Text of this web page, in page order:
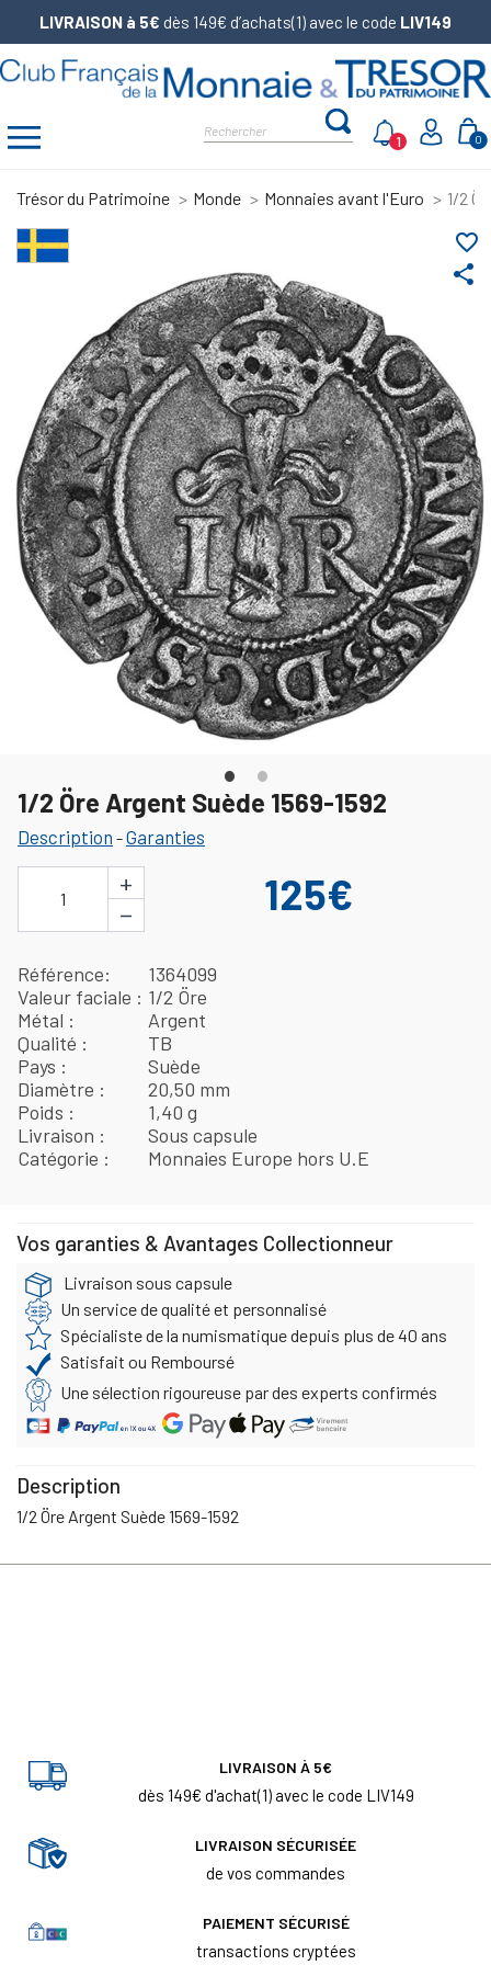
LIVRAISON à 5€ dès 149€ d’achats(1) avec le code LIV149
0
1
Trésor du Patrimoine Monde Monnaies avant l'Euro 1/2
share
favorite_border
1/2 Öre Argent Suède 1569-1592
Description -Garanties
1
+
−
125€
Référence
1364099
Valeur faciale
1/2 Öre
Métal
Argent
Qualité
TB
Pays
Suède
Diamètre
20,50 mm
Poids
1,40 g
Livraison
Sous capsule
Catégorie
Monnaies Europe hors U.E
Vos garanties & Avantages Collectionneur
Livraison sous capsule
Un service de qualité et personnalisé
Spécialiste de la numismatique depuis plus de 40 ans
Satisfait ou Remboursé
Une sélection rigoureuse par des experts confirmés
Description
1/2 Öre Argent Suède 1569-1592
LIVRAISON À 5€
dès 149€ d'achat(1) avec le code LIV149
LIVRAISON SÉCURISÉE
de vos commandes
PAIEMENT SÉCURISÉ
transactions cryptées